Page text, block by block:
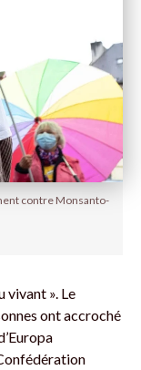
contre Monsanto-
vivant ». Le
ont accroché